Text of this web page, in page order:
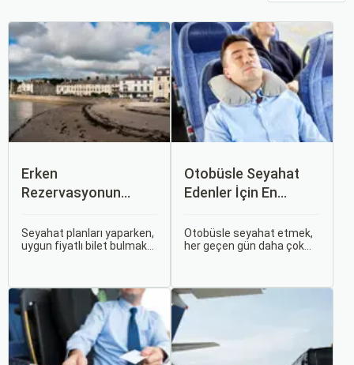
Erken
Rezervasyonun
Otobüs Bileti Satın
Alma İpuçları
Seyahat planları yaparken,
uygun fiyatlı bilet bulmak
erken rezervasyon
yapmak, yalnızca
seyahatin maliyetini
azaltmakla kalmaz, aynı
zamanda daha kaliteli bir
seyahat deneyimi
Otobüsle Seyahat
Edenler İçin En
İpuçları
Otobüsle seyahat etmek,
her geçen gün daha çok
İçin En Konforlu Rotalar ve
İpuçları başlıklı bu
keyifli hale getirmek için
bilmeniz gereken her şeyi